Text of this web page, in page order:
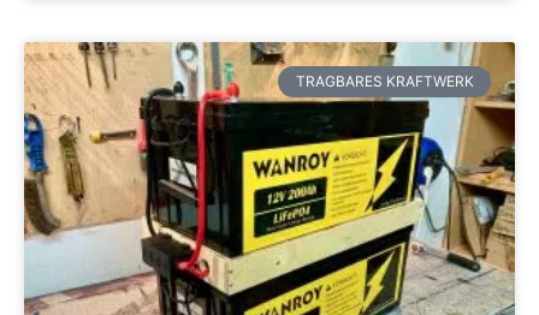
TRAGBARES KRAFTWERK